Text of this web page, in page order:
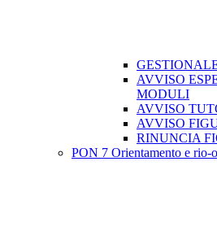
AVVISO
MODULI
AVVISO
AVVISO
RINUNCIA
PON 7 Orientamento e rio-